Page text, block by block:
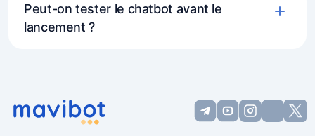
Peut-on tester le chatbot avant le
lancement ?